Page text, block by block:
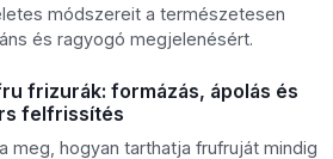
módszereit a természetesen
és ragyogó megjelenésért.
frizurák: formázás, ápolás és
felfrissítés
meg, hogyan tarthatja frufruját mindig